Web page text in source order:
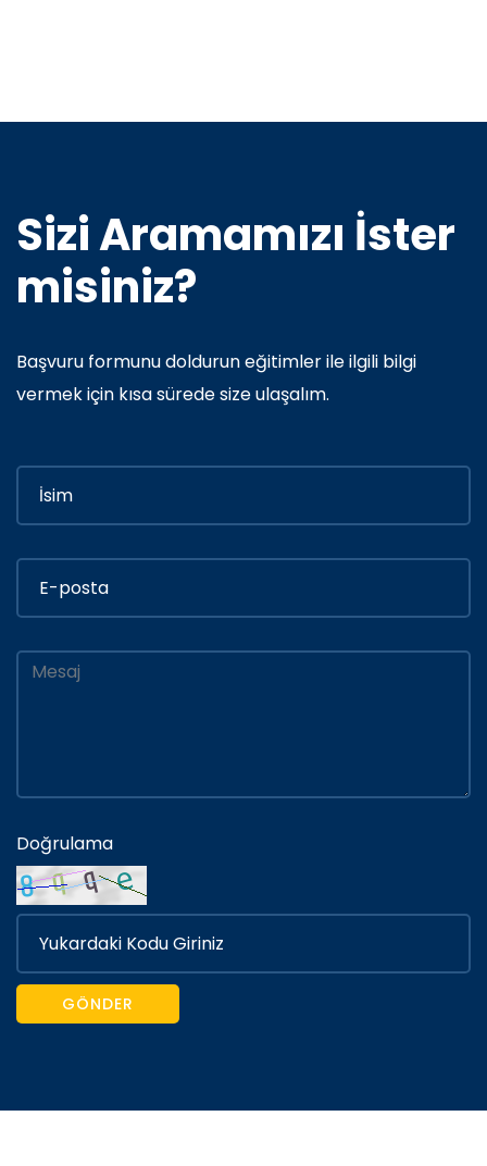
Sizi Aramamızı İster
misiniz?
Başvuru formunu doldurun eğitimler ile ilgili bilgi
vermek için kısa sürede size ulaşalım.
Doğrulama
GÖNDER